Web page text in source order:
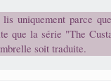
uniquement parce
que la série "The
soit traduite.